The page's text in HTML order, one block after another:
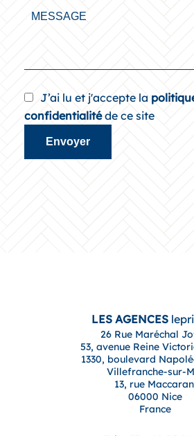
J’ai lu et j'accepte la
confidentialitéde ce site
Envoyer
LES AGENCES
26 Rue Maréchal
53, avenue Reine
1330, boulevard
Villefranche-sur-
13, rue
06000 Nice
France